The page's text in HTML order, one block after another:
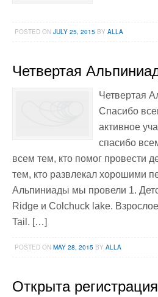
POSTED ONJULY 25, 2015 BYALLA
Четвертая
Четвертая
Спасибо
активное
спасибо
всем тем, кто помог провести
тем, кто развлекал хорошими
Альпиниады мы провели 1.
Ridge и Colchuck lake.
Tail. […]
POSTED ONMAY 28, 2015 BYALLA
Открыта